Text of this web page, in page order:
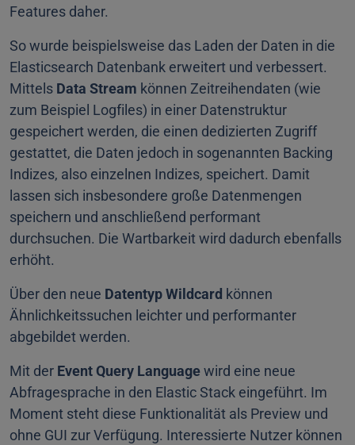
Features daher.
So wurde beispielsweise das Laden der Daten in die
Elasticsearch Datenbank erweitert und verbessert.
Mittels Data Stream können Zeitreihendaten (wie
zum Beispiel Logfiles) in einer Datenstruktur
gespeichert werden, die einen dedizierten Zugriff
gestattet, die Daten jedoch in sogenannten Backing
Indizes, also einzelnen Indizes, speichert. Damit
lassen sich insbesondere große Datenmengen
speichern und anschließend performant
durchsuchen. Die Wartbarkeit wird dadurch ebenfalls
erhöht.
Über den neue Datentyp Wildcard können
Ähnlichkeitssuchen leichter und performanter
abgebildet werden.
Mit der Event Query Languagewird eine neue
Abfragesprache in den Elastic Stack eingeführt. Im
Moment steht diese Funktionalität als Preview und
ohne GUI zur Verfügung. Interessierte Nutzer können